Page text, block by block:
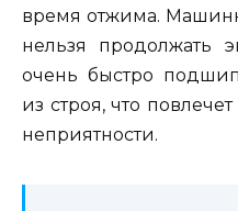
время отжима.
нельзя продолжать
очень быстро
из строя, что
неприятности.